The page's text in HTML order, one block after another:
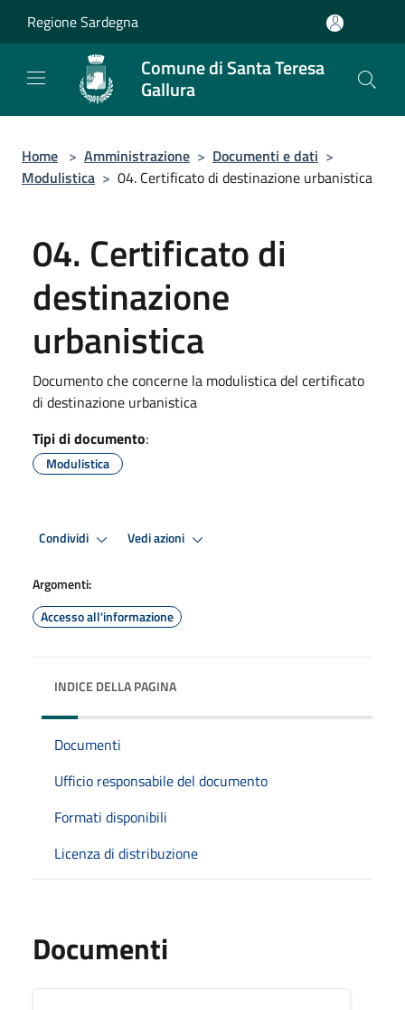
Regione Sardegna
Comune di Santa Teresa
Gallura
Home > Amministrazione > Documenti e dati >
Modulistica > 04. Certificato di destinazione urbanistica
04. Certificato di
destinazione
urbanistica
Documento che concerne la modulistica del certificato
di destinazione urbanistica
Tipi di documento:
Modulistica
Condividi Vedi azioni
Argomenti:
Accesso all'informazione
INDICE DELLA PAGINA
Documenti
Ufficio responsabile del documento
Formati disponibili
Licenza di distribuzione
Documenti